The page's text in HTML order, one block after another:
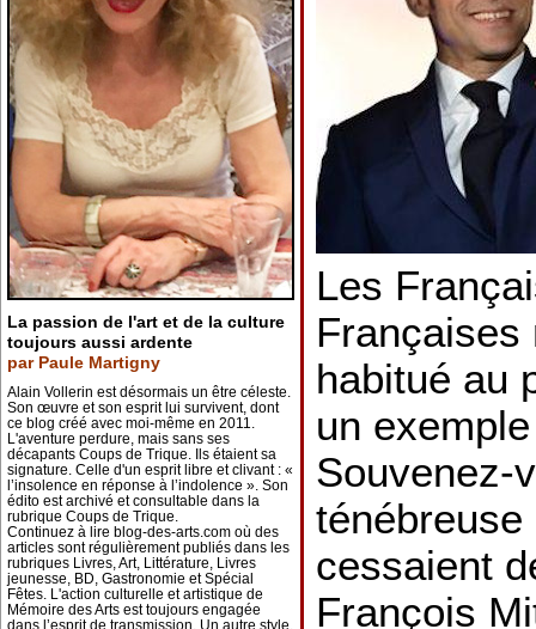
La passion de l'art et de la culture
toujours aussi ardente
par Paule Martigny
Alain Vollerin est désormais un être céleste.
Son œuvre et son esprit lui survivent, dont
ce blog créé avec moi-même en 2011.
L'aventure perdure, mais sans ses
décapants Coups de Trique. Ils étaient sa
signature. Celle d'un esprit libre et clivant : «
l’insolence en réponse à l’indolence ». Son
édito est archivé et consultable dans la
rubrique Coups de Trique.
Continuez à lire blog-des-arts.com où des
articles sont régulièrement publiés dans les
rubriques Livres, Art, Littérature, Livres
jeunesse, BD, Gastronomie et Spécial
Fêtes. L'action culturelle et artistique de
Mémoire des Arts est toujours engagée
dans l’esprit de transmission. Un autre style,
Les
Françaises
habitué au
un
Souvenez-
cessaient
François